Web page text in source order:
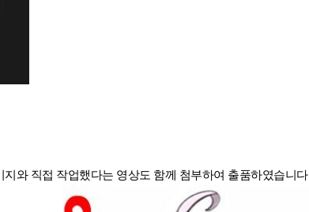
와 직접 작업했다는 영상도 함께 첨부하여 출품하였습니다